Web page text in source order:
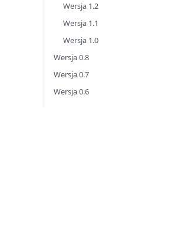
Wersja 1.2
Wersja 1.1
Wersja 1.0
Wersja 0.8
Wersja 0.7
Wersja 0.6